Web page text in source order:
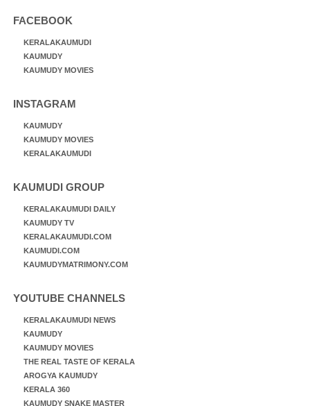
FACEBOOK
KERALAKAUMUDI
KAUMUDY
KAUMUDY MOVIES
INSTAGRAM
KAUMUDY
KAUMUDY MOVIES
KERALAKAUMUDI
KAUMUDI GROUP
KERALAKAUMUDI DAILY
KAUMUDY TV
KERALAKAUMUDI.COM
KAUMUDI.COM
KAUMUDYMATRIMONY.COM
YOUTUBE CHANNELS
KERALAKAUMUDI NEWS
KAUMUDY
KAUMUDY MOVIES
THE REAL TASTE OF KERALA
AROGYA KAUMUDY
KERALA 360
KAUMUDY SNAKE MASTER